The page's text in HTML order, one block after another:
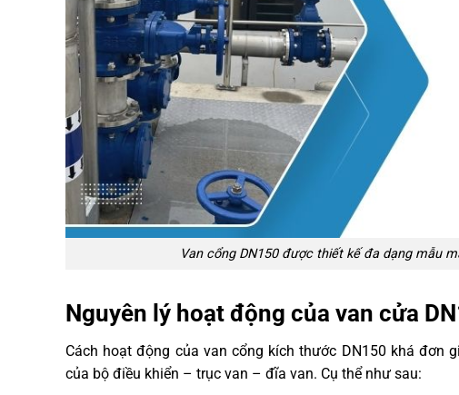
Van cổng DN150 được thiết kế đa dạng mẫu
Nguyên lý hoạt động của van cửa
Cách hoạt động của van cổng kích thước DN150 khá đơn
của bộ điều khiển – trục van – đĩa van. Cụ thể như sau: